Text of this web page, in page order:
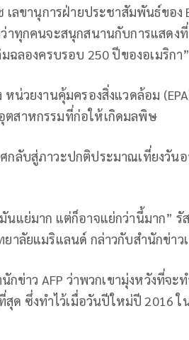
ลขานุการฝ่ายประชาสัมพันธ์ของ
าทุกคนจะสนุกสนานกับการแสดง
ฉลองครบรอบ 250 ปีของอเมริกา”
น่วยงานคุ้มครองสิ่งแวดล้อม
สาหกรรมที่ก่อให้เกิดมลพิษ
ลับสู่ภาวะปกติประมาณเที่ยงวัน
แย่มาก แต่ก็อาจแย่กว่านี้มาก” รั
าลัยแมริแลนด์ กล่าวกับสำนักข่าว
ข่าว AFP ว่าพวกเขามุ่งหวังที่จะ
ด ซึ่งทำไว้เมื่อวันปีใหม่ปี 2016